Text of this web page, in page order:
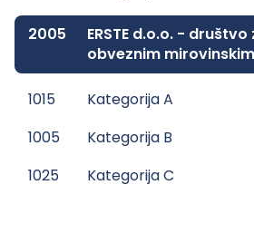
2005
ERSTE d.o.o. -
obveznim
1015 Kategorija A
1005
Kategorija B
1025
Kategorija C